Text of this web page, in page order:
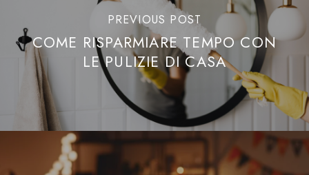
PREVIOUS POST
COME RISPARMIARE TEMPO CON
LE PULIZIE DI CASA